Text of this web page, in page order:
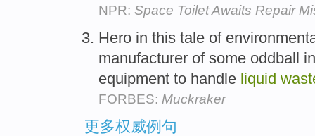
NPR: Space Toilet Awaits Repair
Hero in this tale of
manufacturer of some oddball
equipment to handle liquid
FORBES: Muckraker
更多权威例句